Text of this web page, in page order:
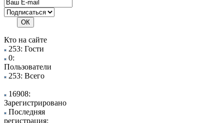
Кто на сайте
253: Гости
0:
Пользователи
253: Всего
16908:
Зарегистрировано
Последняя
регистрация: